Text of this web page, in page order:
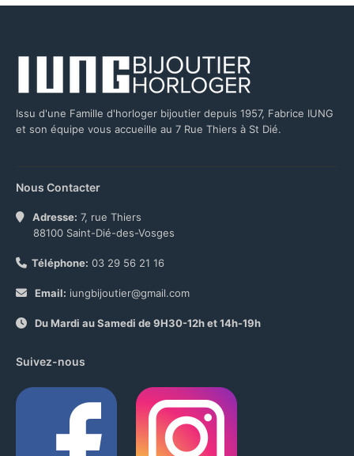
Issu d'une Famille d'horloger bijoutier depuis 1957, Fabrice IUNG
et son équipe vous accueille au 7 Rue Thiers à St Dié.
Nous Contacter
Adresse: 7, rue Thiers
88100 Saint-Dié-des-Vosges
Téléphone: 03 29 56 21 16
Email: iungbijoutier@gmail.com
Du Mardi au Samedi de 9H30-12h et 14h-19h
Suivez-nous